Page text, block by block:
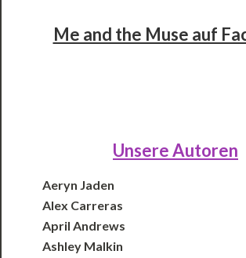
Me and the Muse auf
Unsere Autoren
Aeryn Jaden
Alex Carreras
April Andrews
Ashley Malkin